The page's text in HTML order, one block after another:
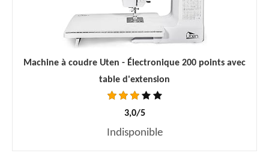
Machine à coudre Uten - Électronique 200 points avec
table d'extension
3,0/5
Indisponible